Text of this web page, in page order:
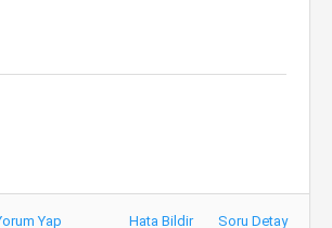
Yap Hata Bildir Soru Detay